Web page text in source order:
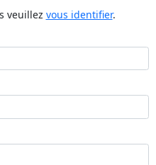
veuillez vous identifier.